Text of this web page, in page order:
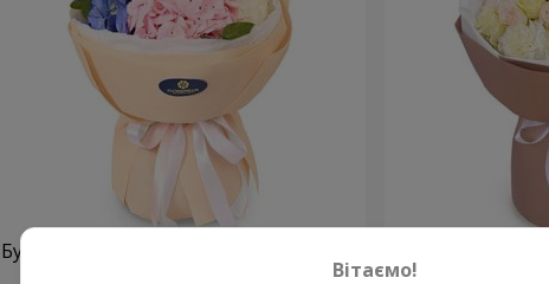
Букет "Хмара почуттів"
Вітаємо!